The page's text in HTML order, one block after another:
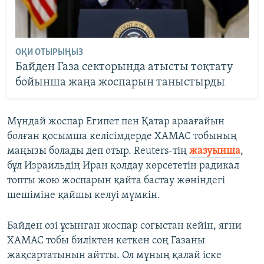
ОҚИ ОТЫРЫҢЫЗ
Байден Газа секторында атысты тоқтату
бойынша жаңа жоспарын таныстырды
Мұндай жоспар Египет пен Қатар араағайын
болған қосымша келісімдерде ХАМАС тобының
маңызы болады деп отыр. Reuters-тің жазуынша,
бұл Израильдің Иран қолдау көрсететін радикал
топты жою жоспарын қайта бастау жөніндегі
шешіміне қайшы келуі мүмкін.
Байден өзі ұсынған жоспар соғыстан кейін, яғни
ХАМАС тобы биліктен кеткен соң Газаны
жақсартатынын айтты. Ол мұның қалай іске